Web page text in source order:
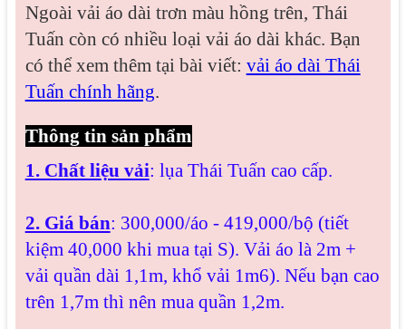
Ngoài vải áo dài trơn màu hồng trên, Thái
Tuấn còn có nhiều loại vải áo dài khác. Bạn
có thể xem thêm tại bài viết: vải áo dài Thái
Tuấn chính hãng.
Thông tin sản phẩm
1. Chất liệu vải: lụa Thái Tuấn cao cấp.
2. Giá bán: 300,000/áo - 419,000/bộ (tiết
kiệm 40,000 khi mua tại S). Vải áo là 2m +
vải quần dài 1,1m, khổ vải 1m6). Nếu bạn cao
trên 1,7m thì nên mua quần 1,2m.